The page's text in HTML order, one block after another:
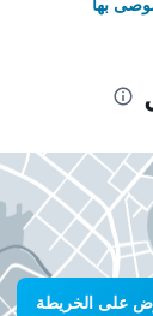
على الخريطة